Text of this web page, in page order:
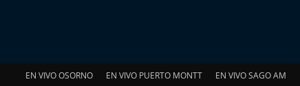
EN VIVO OSORNO EN VIVO PUERTO MONTT EN VIVO SAGO AM